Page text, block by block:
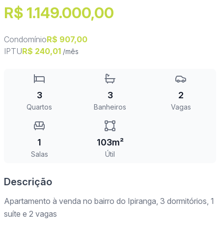
R$ 1.149.000,00
CondomínioR$ 907,00
IPTUR$ 240,01 /mês
3
Quartos
3
Banheiros
2
Vagas
1
Salas
103m²
Útil
Descrição
Apartamento à venda no bairro do Ipiranga, 3 dormitórios, 1
suíte e 2 vagas